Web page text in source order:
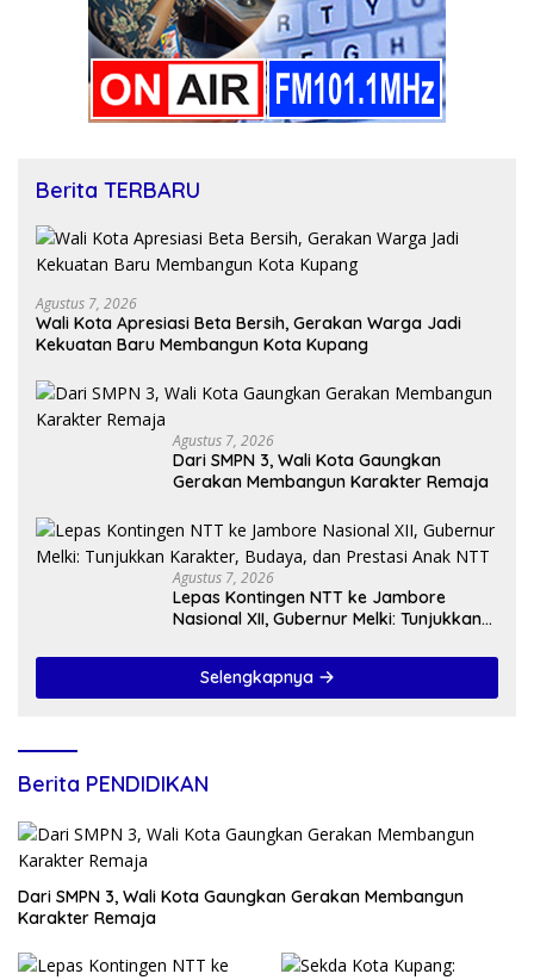
Berita TERBARU
Agustus 7, 2026
Wali Kota Apresiasi Beta Bersih, Gerakan Warga Jadi
Kekuatan Baru Membangun Kota Kupang
Agustus 7, 2026
Dari SMPN 3, Wali Kota Gaungkan
Gerakan Membangun Karakter Remaja
Agustus 7, 2026
Lepas Kontingen NTT ke Jambore
Nasional XII, Gubernur Melki: Tunjukkan
NTT
Selengkapnya
Berita PENDIDIKAN
Dari SMPN 3, Wali Kota Gaungkan Gerakan Membangun
Karakter Remaja